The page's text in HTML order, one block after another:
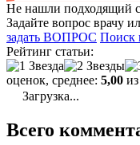
Не нашли подходящий
Задайте вопрос врачу
задать ВОПРОС Поиск
Рейтинг статьи:
оценок, среднее: 5,00
Загрузка...
Всего